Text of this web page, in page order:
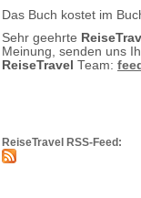
Das Buch kostet im
Sehr geehrte
Meinung, senden uns
ReiseTravel Team:
ReiseTravel RSS-Feed: